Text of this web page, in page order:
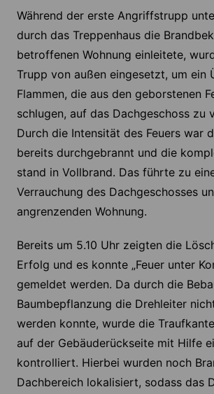
Während der erste Angriffstrupp
durch das Treppenhaus die
betroffenen Wohnung einleitete,
Trupp von außen eingesetzt, um ein
Flammen, die aus den geborstenen
schlugen, auf das Dachgeschoss zu
Durch die Intensität des Feuers war
bereits durchgebrannt und die
stand in Vollbrand. Das führte zu
Verrauchung des Dachgeschosses
angrenzenden Wohnung.
Bereits um 5.10 Uhr zeigten die
Erfolg und es konnte „Feuer unter
gemeldet werden. Da durch die
Baumbepflanzung die Drehleiter
werden konnte, wurde die
auf der Gebäuderückseite mit Hilfe
kontrolliert. Hierbei wurden noch
Dachbereich lokalisiert, sodass das